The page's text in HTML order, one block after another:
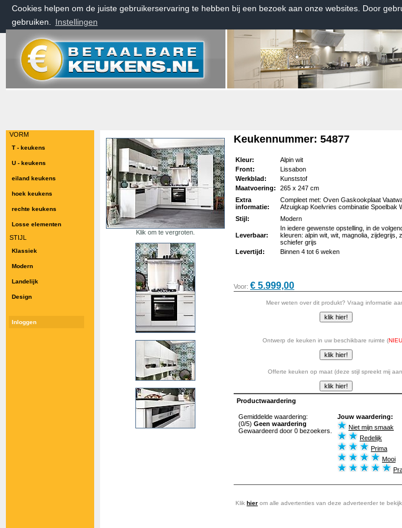
Cookies helpen om de juiste gebruikerservaring te hebben bij een bezoek aan onze websites. Door
gebruiken.
Instellingen
zondag 9 augustus 2026, 15:01 uur
Welkom bij Betaalbarekeukens.nl
VORM
T - keukens
U - keukens
eiland keukens
hoek keukens
rechte keukens
Losse elementen
STIJL
Klassiek
Modern
Landelijk
Design
Inloggen
Klik om te vergroten.
Keukennummer: 54877
Kleur:
Alpin wit
Front:
Lissabon
Werkblad:
Kunststof
Maatvoering:
265 x 247 cm
Extra
informatie:
Compleet met: Oven Gaskookplaat
Afzuigkap Koelvries combinatie Spoelbak
Stijl:
Modern
Leverbaar:
In iedere gewenste opstelling, in de
kleuren: alpin wit, wit, magnolia, zijdegrijs,
schiefer grijs
Levertijd:
Binnen 4 tot 6 weken
Voor: € 5.999,00
Meer weten over dit produkt? Vraag informatie
Ontwerp de keuken in uw beschikbare ruimte (
Offerte keuken op maat (deze stijl spreekt mij
Productwaardering
Gemiddelde waardering:
(0/5) Geen waardering
Gewaardeerd door 0 bezoekers.
Jouw waardering:
Niet mijn smaak
Redelijk
Prima
Mooi
Klik hier om alle advertenties van deze adverteerder te